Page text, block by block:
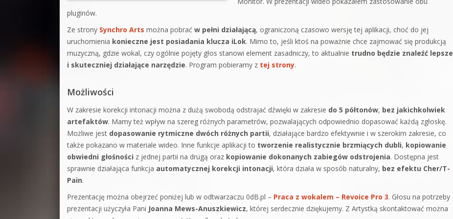
pluginów.
Ze strony Synchro Arts można pobrać w pełni działającą, ograniczoną czasowo wersję tej aplikacji, choć do jej
uruchomienia konieczne jest posiadania klucza iLok. Mimo to, jeśli ktoś na poważnie chce zajmować się produkcją
muzyczną, gdzie wokal, czy ogólnie pojęty głos stanowi element zasadniczy, to aktualnie trudno będzie znaleźć lepsze
i skuteczniej działające narzędzie. Program pobieramy z tej strony.
Możliwości
W zakresie korekcji intonacji można z dużą swobodą odstrajać dźwięki w zakresie do 5 półtonów, bez jakichkolwiek
artefaktów. Mamy też wpływ na szereg różnych parametrów, pozwalających odpowiednio dopasować każdą zgłoskę.
Możliwe jest dopasowanie rytmiczne dwóch różnych partii, działające bardzo efektywnie i w szerokim zakresie, co
także pokazano w materiale wideo. Inne funkcje aplikacji to tworzenie realistycznie brzmiących dubli, kopiowanie
obwiedni głośności z jednej partii na drugą oraz kopiowanie dokonanych zabiegów odstrojenia. Dostępna jest
sprawnie działająca funkcja automatycznej korekcji intonacji, która działa w sposób naturalny, bez efektu Cher/T-
Pain.
Prezentację można obejrzeć poniżej lub w odtwarzaczu 0dB.pl – Praca z wokalem – Revoice Pro 3. Głosu na potrzeby
prezentacji użyczyła Pani Joanna Mews-Anuszkiewicz, której serdecznie dziękujemy. Z Artystką skontaktować można